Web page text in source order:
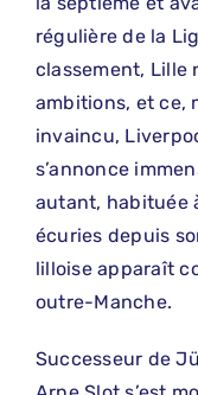
régulière de la
classement, Lille
ambitions, et ce,
invaincu,
s’annonce
autant, habituée
écuries depuis
lilloise apparaît
outre-Manche.
Successeur de